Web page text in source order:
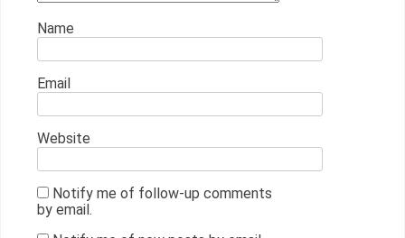
Name
Email
Website
Notify me of follow-up comments
by email.